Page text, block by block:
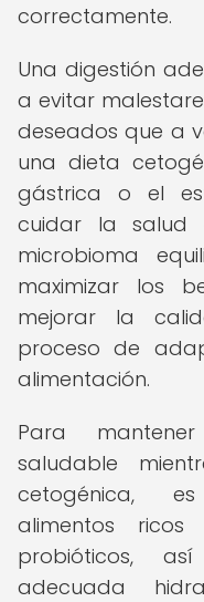
correctamente.
Una digestión
a evitar
deseados que a
una dieta
gástrica o el
cuidar la salud
microbioma
maximizar los
mejorar la
proceso de
alimentación.
Para
saludable
cetogénica,
alimentos
probióticos,
adecuada